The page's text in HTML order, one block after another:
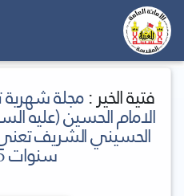
فتية الخير :مجلة
الامام الحسين (عليه
سنوات 15 سنة